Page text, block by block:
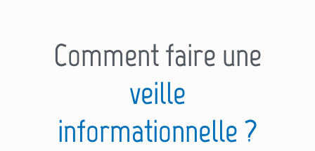
Comment faire une
veille
informationnelle ?